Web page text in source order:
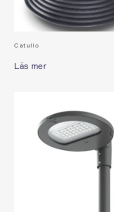
Catullo
Läs mer